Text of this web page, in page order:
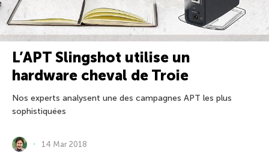
L’APT Slingshot utilise un
hardware cheval de Troie
Nos experts analysent une des campagnes APT les plus
sophistiquées
14 Mar 2018